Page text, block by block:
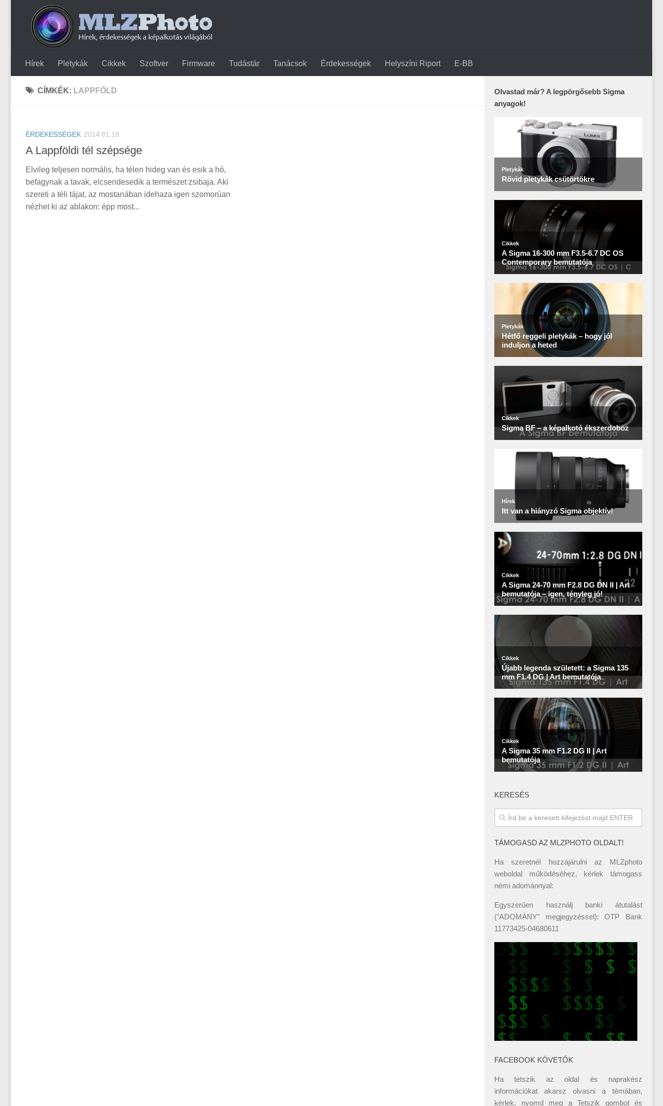
Hírek Pletykák Cikkek Szoftver Firmware Tudástár Tanácsok Érdekességek Helyszíni Riport E-BB
CÍMKÉK: LAPPFÖLD
ÉRDEKESSÉGEK 2014.01.18
A Lappföldi tél szépsége
Elvileg teljesen normális, ha télen hideg van és esik a hó,
befagynak a tavak, elcsendesedik a természet zsibaja. Aki
szereti a téli tájat, az mostanában idehaza igen szomorúan
nézhet ki az ablakon: épp most...
Olvastad már? A legpörgősebb Sigma
anyagok!
KERESÉS
TÁMOGASD AZ MLZPHOTO OLDALT!
Ha szeretnél hozzájárulni az MLZphoto
weboldal működéséhez, kérlek támogass
némi adománnyal:
Egyszerűen használj banki átutalást
("ADOMÁNY" megjegyzéssel): OTP Bank
11773425-04680611
FACEBOOK KÖVETŐK
Ha tetszik az oldal és naprakész
információkat akarsz olvasni a témában,
kérlek, nyomd meg a Tetszik gombot és